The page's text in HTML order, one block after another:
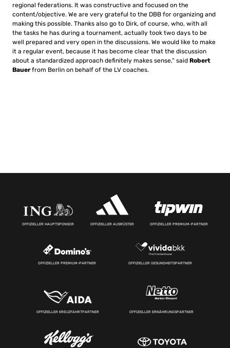
regional federations. It was constructive and focused on the
content/objective. We are very grateful to the DBB for organizing and
making this possible. Thanks also go to Dirk, of course, who, with all
the tasks he has during a tournament, actually took two days to be
well prepared and very open in the discussions. We would like to make
it a regular event, because it has become clear that the discussion
about a standardized approach definitely makes sense,“ said Robert
Bauerfrom Berlin on behalf of the LV coaches.
OFFIZIELLER HAUPTSPONSOR OFFIZIELLER AUSRÜSTER OFFIZIELLER PREMIUM-PARTNER
OFFIZIELLER PREMIUM-PARTNER OFFIZIELLER GESUNDHEITSPARTNER
OFFIZIELLER KREUZFAHRTPARTNER OFFIZIELLER ERNÄHRUNGSPARTNER